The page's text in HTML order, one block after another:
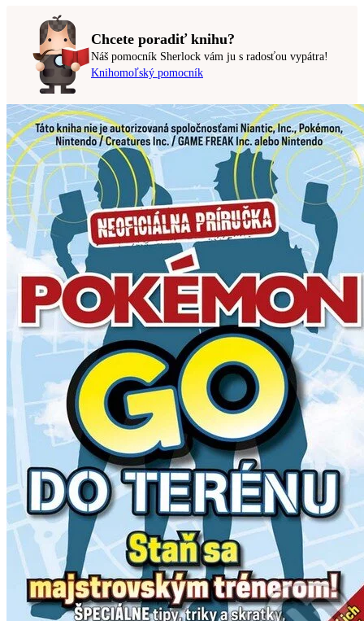
Chcete poradiť knihu?
Náš pomocník Sherlock vám ju s radosťou vypátra!
Knihomoľský pomocník